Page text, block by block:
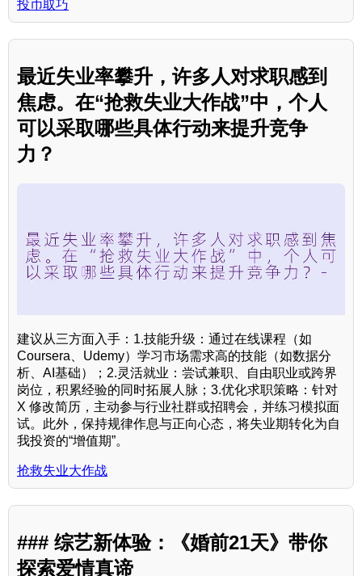
投币取巧
最近失业率攀升，许多人对求职感到
焦虑。在“抢救失业大作战”中，个人
可以采取哪些具体行动来提升竞争
力？
建议从三方面入手：1.技能升级：通过在线课程（如
Coursera、Udemy）学习市场需求高的技能（如数据分
析、AI基础）；2.灵活就业：尝试兼职、自由职业或跨界
岗位，积累经验的同时拓展人脉；3.优化求职策略：针对
X 修改简历，主动参与行业社群或招聘会，并练习模拟面
试。此外，保持规律作息与正向心态，将失业期转化为自
我投资的“增值期”。
抢救失业大作战
### 综艺新体验：《婚前21天》带你
探索爱情真谛